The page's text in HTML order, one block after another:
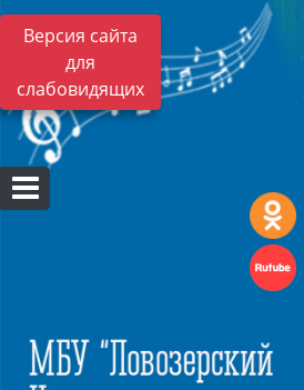
Версия сайта
для
слабовидящих